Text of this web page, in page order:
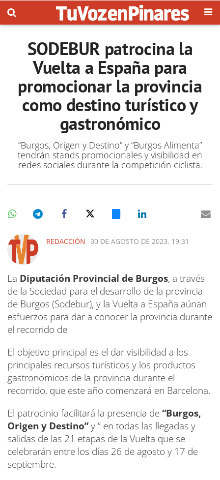
SODEBUR patrocina la
Vuelta a España para
promocionar la provincia
como destino turístico y
gastronómico
“Burgos, Origen y Destino” y “Burgos Alimenta”
tendrán stands promocionales y visibilidad en
redes sociales durante la competición ciclista.
REDACCIÓN 30 DE AGOSTO DE 2023, 19:31
La Diputación Provincial de Burgos, a través
de la Sociedad para el desarrollo de la provincia
de Burgos (Sodebur), y la Vuelta a España aúnan
esfuerzos para dar a conocer la provincia durante
el recorrido de
El objetivo principal es el dar visibilidad a los
principales recursos turísticos y los productos
gastronómicos de la provincia durante el
recorrido, que este año comenzará en Barcelona.
El patrocinio facilitará la presencia de“Burgos,
Origen y Destino”y “ en todas las llegadas y
salidas de las 21 etapas de la Vuelta que se
celebrarán entre los días 26 de agosto y 17 de
septiembre.